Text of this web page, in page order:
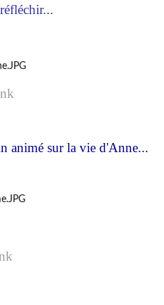
animé sur la vie d'Anne...